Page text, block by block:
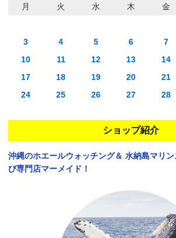
月 火 水 木 金
3
4 5 6 7
10
11 12 13 14
17
18 19 20 21
24
25 26 27 28
ショップ紹介
沖縄のホエールウォッチング＆ 水納島マリン
び専門店マーメイド！